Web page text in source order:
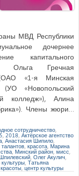
МВД Республики
дочернее
капитального
Ольга Гречная
«1-я Минская
(УО «Новопольский
колледж»), Алина
Члены жюри…
сотрудничество,
, 2018, Актёрское агентство
, Анастасия Шипило,
талантов, красота, Марина
, Минский район, мисс,
, Олег Акулич,
, Татьяна
, центр культуры